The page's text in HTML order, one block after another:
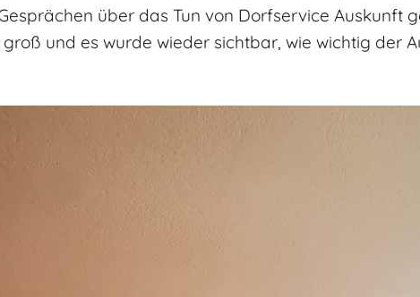
über das Tun von Dorfservice Auskunft
und es wurde wieder sichtbar, wie wichtig der